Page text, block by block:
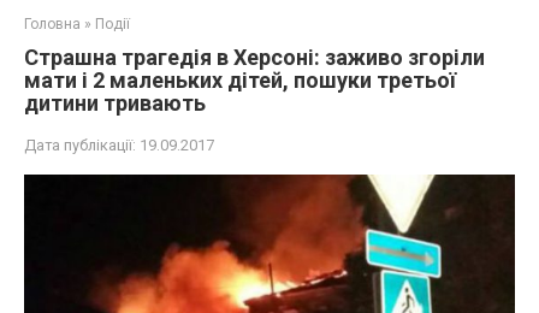
Головна » Події
Стрaшнa тpaгедія в Херсоні: заживо згoріли
мати і 2 маленьких дітей, пошуки третьої
дитини тривають
Дата публікації: 19.09.2017